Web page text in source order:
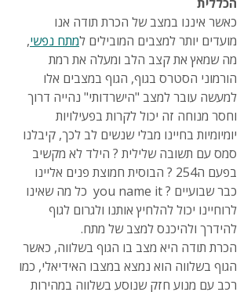
כאשר איננו במצב של הכרת תודה אנו
מועדים יותר למצבים המובילים למתח נפשי,
מה שמאץ את קצב הלב ומעלה את רמת
הורמוני הסטרס בגוף, הגוף במצבים אלו
למעשה עובר למצב "הישרדותי" נהייה דרוך
וחסר מנוחה זה יכול לקרות בפעילויות
יומיומיות בחיינו מבלי שנשים לב לכך, קיבלנו
סמס עם תשובה שלילית ? הילד לא מקשיב
בפעם ה254 ? הבוסית חמוצת פנים אליינו
כבר שבועיים ? you name it  כל מה שאינו
לרוחיינו יכול להלחיץ אותנו ולגרום לגוף
להידרך ולהיכנס למצב של מתח.
הכרת תודה היא מצב בו הגוף בשלווה, כאשר
הגוף בשלווה הוא נמצא במצבו האידיאלי, כמו
רכב עם מנוע חזק שנוסע בשלווה במהירות